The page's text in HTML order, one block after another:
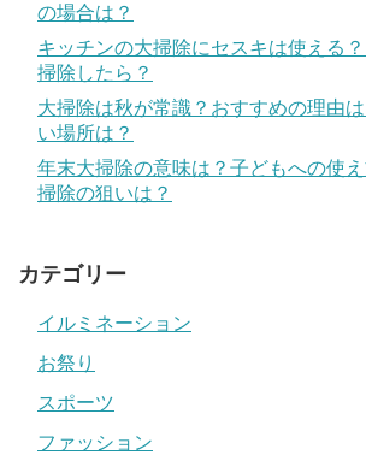
の場合は？
キッチンの大掃除にセスキは使える
掃除したら？
大掃除は秋が常識？おすすめの理由
い場所は？
年末大掃除の意味は？子どもへの使
掃除の狙いは？
カテゴリー
イルミネーション
お祭り
スポーツ
ファッション